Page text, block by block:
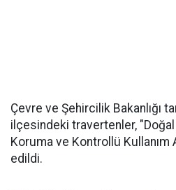
Çevre ve Şehircilik Bakanlığı
ilçesindeki travertenler,
Koruma ve Kontrollü Kullanım
edildi.